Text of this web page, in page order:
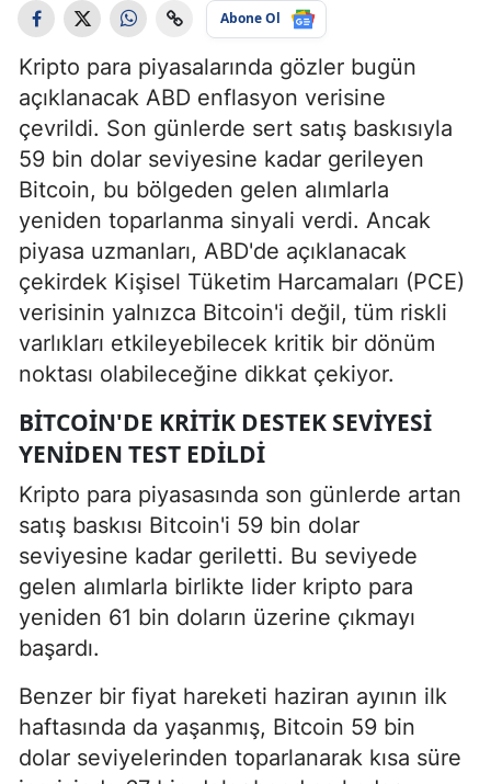
Abone Ol
Kripto para piyasalarında gözler bugün
açıklanacak ABD enflasyon verisine
çevrildi. Son günlerde sert satış baskısıyla
59 bin dolar seviyesine kadar gerileyen
Bitcoin, bu bölgeden gelen alımlarla
yeniden toparlanma sinyali verdi. Ancak
piyasa uzmanları, ABD'de açıklanacak
çekirdek Kişisel Tüketim Harcamaları (PCE)
verisinin yalnızca Bitcoin'i değil, tüm riskli
varlıkları etkileyebilecek kritik bir dönüm
noktası olabileceğine dikkat çekiyor.
BITCOIN'DE KRITIK DESTEK SEVIYESI
YENIDEN TEST EDILDI
Kripto para piyasasında son günlerde artan
satış baskısı Bitcoin'i 59 bin dolar
seviyesine kadar geriletti. Bu seviyede
gelen alımlarla birlikte lider kripto para
yeniden 61 bin doların üzerine çıkmayı
başardı.
Benzer bir fiyat hareketi haziran ayının ilk
haftasında da yaşanmış, Bitcoin 59 bin
dolar seviyelerinden toparlanarak kısa süre